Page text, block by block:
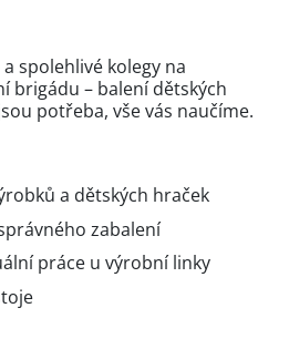
spolehlivé kolegy na
brigádu – balení dětských
potřeba, vše vás naučíme.
a dětských hraček
zabalení
práce u výrobní linky